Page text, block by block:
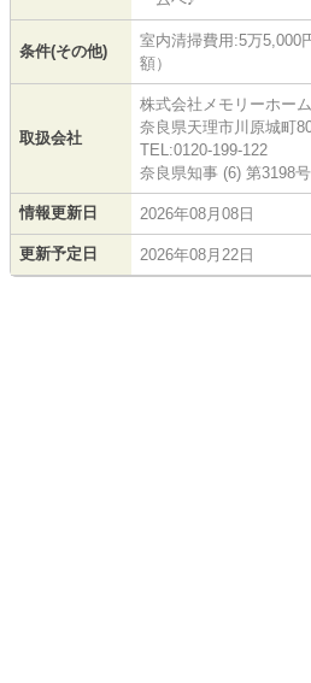
条件(その他)
室内清掃費用:5万5,000
額）
取扱会社
株式会社メモリーホーム
奈良県天理市川原城町
TEL:0120-199-122
奈良県知事 (6) 第3198号
情報更新日 2026年08月08日
更新予定日 2026年08月22日